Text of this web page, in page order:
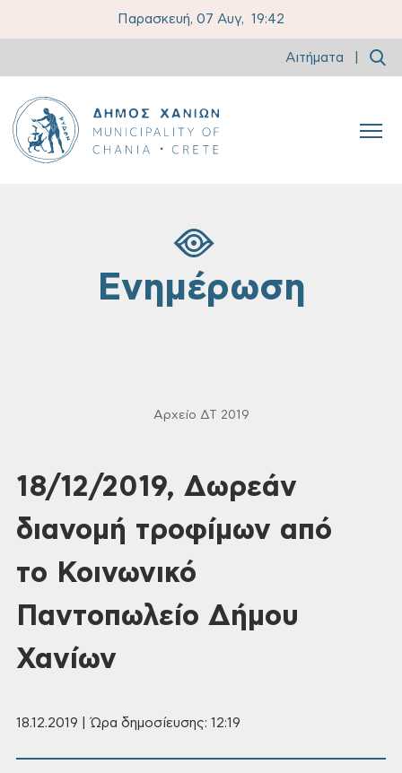
Παρασκευή, 07 Αυγ, 19:42
Αιτήματα
Ενημέρωση
Αρχείο ΔΤ 2019
18/12/2019, Δωρεάν
διανομή τροφίμων από
το Κοινωνικό
Παντοπωλείο Δήμου
Χανίων
18.12.2019 | Ώρα δημοσίευσης: 12:19